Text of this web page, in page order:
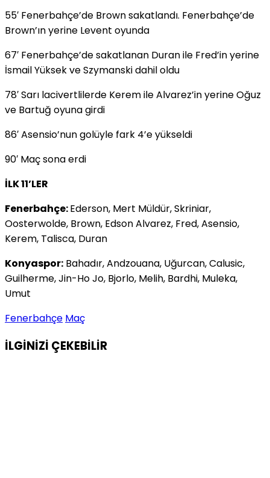
55′ Fenerbahçe’de Brown sakatlandı. Fenerbahçe’de
Brown’ın yerine Levent oyunda
67′ Fenerbahçe’de sakatlanan Duran ile Fred’in yerine
İsmail Yüksek ve Szymanski dahil oldu
78′ Sarı lacivertlilerde Kerem ile Alvarez’in yerine Oğuz
ve Bartuğ oyuna girdi
86′ Asensio’nun golüyle fark 4’e yükseldi
90′ Maç sona erdi
İLK 11’LER
Fenerbahçe:Ederson, Mert Müldür, Skriniar,
Oosterwolde, Brown, Edson Alvarez, Fred, Asensio,
Kerem, Talisca, Duran
Konyaspor: Bahadır, Andzouana, Uğurcan, Calusic,
Guilherme, Jin-Ho Jo, Bjorlo, Melih, Bardhi, Muleka,
Umut
Fenerbahçe Maç
İLGİNİZİ ÇEKEBİLİR